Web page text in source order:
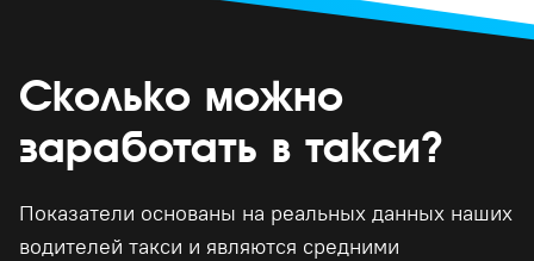
Сколько можно
заработать в такси?
Показатели основаны на реальных данных наших
водителей такси и являются средними